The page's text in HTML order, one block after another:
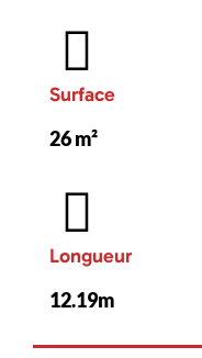
Surface
26 m²
Longueur
12.19m